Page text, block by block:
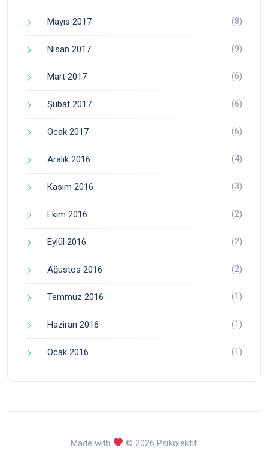
Mayıs 2017 (8)
Nisan 2017 (9)
Mart 2017 (6)
Şubat 2017 (6)
Ocak 2017 (6)
Aralık 2016 (4)
Kasım 2016 (3)
Ekim 2016 (2)
Eylül 2016 (2)
Ağustos 2016 (2)
Temmuz 2016 (1)
Haziran 2016 (1)
Ocak 2016 (1)
Made with © 2026 Psikolektif